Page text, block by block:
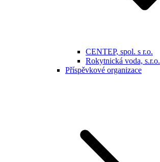
CENTEP, spol. s r.o.
Rokytnická voda, s.r.o.
Příspěvkové organizace